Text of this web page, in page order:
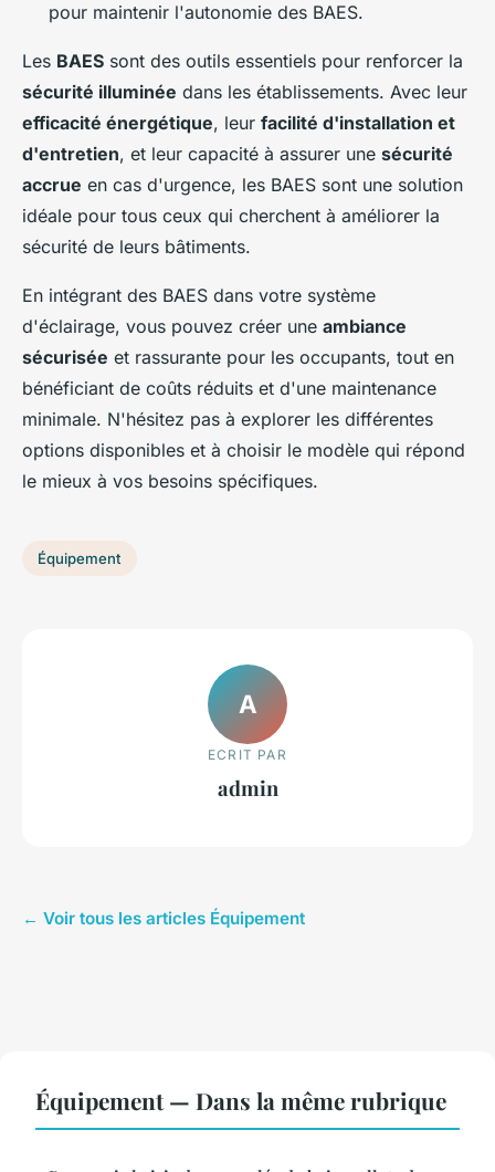
pour maintenir l'autonomie des BAES.
Les BAES sont des outils essentiels pour renforcer la
sécurité illuminée dans les établissements. Avec leur
efficacité énergétique, leur facilité d'installation et
d'entretien, et leur capacité à assurer une sécurité
accrue en cas d'urgence, les BAES sont une solution
idéale pour tous ceux qui cherchent à améliorer la
sécurité de leurs bâtiments.
En intégrant des BAES dans votre système
d'éclairage, vous pouvez créer une ambiance
sécurisée et rassurante pour les occupants, tout en
bénéficiant de coûts réduits et d'une maintenance
minimale. N'hésitez pas à explorer les différentes
options disponibles et à choisir le modèle qui répond
le mieux à vos besoins spécifiques.
Équipement
A
ECRIT PAR
admin
← Voir tous les articles Équipement
Équipement — Dans la même rubrique